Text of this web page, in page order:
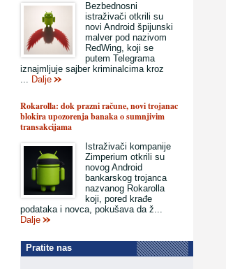
Bezbednosni
istraživači otkrili su
novi Android špijunski
malver pod nazivom
RedWing, koji se
putem Telegrama
iznajmljuje sajber kriminalcima kroz
... Dalje
Rokarolla: dok prazni račune, novi trojanac
blokira upozorenja banaka o sumnjivim
transakcijama
Istraživači kompanije
Zimperium otkrili su
novog Android
bankarskog trojanca
nazvanog Rokarolla
koji, pored krađe
podataka i novca, pokušava da ž...
Dalje
Pratite nas